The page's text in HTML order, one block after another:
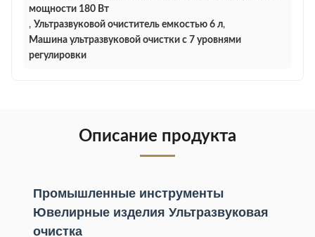
мощности 180 Вт
, Ультразвуковой очиститель емкостью 6 л,
Машина ультразвуковой очистки с 7 уровнями
регулировки
Описание продукта
Промышленные инструменты
Ювелирные изделия Ультразвуковая
очистка